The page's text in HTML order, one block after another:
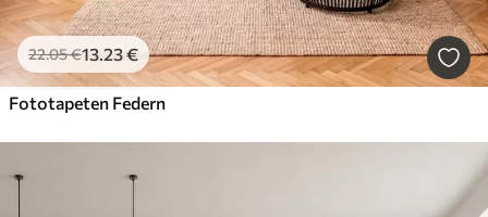
22.05€13.23€
Fototapeten Federn